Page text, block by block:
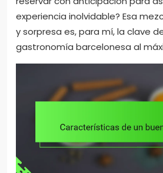
experiencia inolvidable? Esa
y sorpresa es, para mí, la clave
gastronomía barcelonesa al